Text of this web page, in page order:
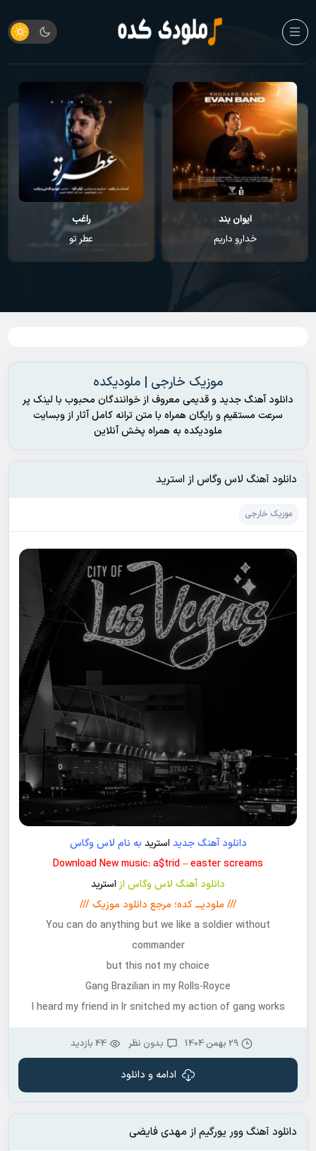
ایوان بند
خدارو داریم
راغب
عطر تو
موزیک خارجی | ملودیکده
دانلود آهنگ جدید و قدیمی معروف از خوانندگان محبوب با لینک پر
سرعت مستقیم و رایگان همراه با متن ترانه کامل آثار از وبسایت
ملودیکده به همراه پخش آنلاین
دانلود آهنگ لاس وگاس از استرید
موزیک خارجی
دانلود آهنگ جدید استرید به نام لاس وگاس
Download New music: a$trid – easter screams
دانلود آهنگ لاس وگاس از استرید
/// ملودیـــ کده؛ مرجع دانلود موزیک ///
You can do anything but we like a soldier without
commander
but this not my choice
Gang Brazilian in my Rolls-Royce
I heard my friend in Ir snitched my action of gang works
29 بهمن 1404 بدون نظر 44 بازدید
ادامه و دانلود
دانلود آهنگ وور یورگیم از مهدی فایضی